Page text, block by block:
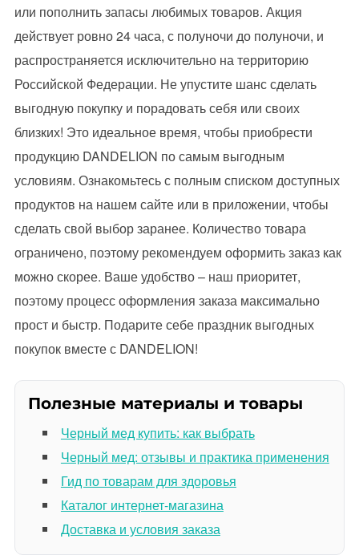
или пополнить запасы любимых товаров. Акция
действует ровно 24 часа, с полуночи до полуночи, и
распространяется исключительно на территорию
Российской Федерации. Не упустите шанс сделать
выгодную покупку и порадовать себя или своих
близких! Это идеальное время, чтобы приобрести
продукцию DANDELION по самым выгодным
условиям. Ознакомьтесь с полным списком доступных
продуктов на нашем сайте или в приложении, чтобы
сделать свой выбор заранее. Количество товара
ограничено, поэтому рекомендуем оформить заказ как
можно скорее. Ваше удобство – наш приоритет,
поэтому процесс оформления заказа максимально
прост и быстр. Подарите себе праздник выгодных
покупок вместе с DANDELION!
Полезные материалы и товары
Черный мед купить: как выбрать
Черный мед: отзывы и практика применения
Гид по товарам для здоровья
Каталог интернет-магазина
Доставка и условия заказа